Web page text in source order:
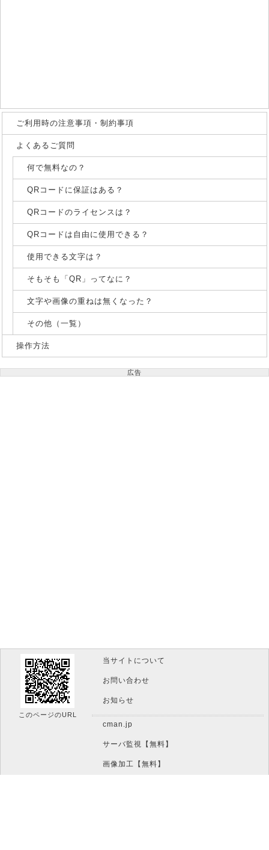
ご利用時の注意事項・制約事項
よくあるご質問
何で無料なの？
QRコードに保証はある？
QRコードのライセンスは？
QRコードは自由に使用できる？
使用できる文字は？
そもそも「QR」ってなに？
文字や画像の重ねは無くなった？
その他（一覧）
操作方法
広告
このページのURL
当サイトについて
お問い合わせ
お知らせ
cman.jp
サーバ監視【無料】
画像加工【無料】